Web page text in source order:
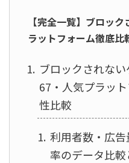
【完全一覧】ブロッ
ラットフォーム徹底比
ブロックされない
67・人気プラッ
性比較
利用者数・広
率のデータ比